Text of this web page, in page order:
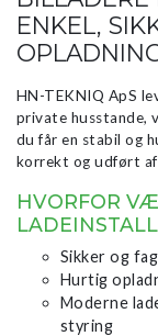
ENKEL,
HN-TEKNIQ ApS
private husstande,
du får en stabil og
korrekt og udført
HVORFOR
Sikker og
Hurtig
Moderne
styring